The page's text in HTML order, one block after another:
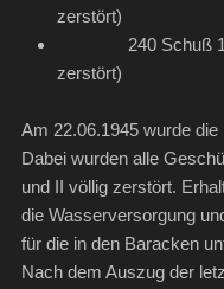
zerstört)
240 Schuß
zerstört)
Am 22.06.1945 wurde
Dabei wurden alle
und II völlig zerstört.
die Wasserversorgung
für die in den Baracken
Nach dem Auszug der